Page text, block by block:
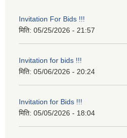
Invitation For Bids !!!
मिति: 05/25/2026 - 21:57
Invitation for bids !!!
मिति: 05/06/2026 - 20:24
Invitation for Bids !!!
मिति: 05/05/2026 - 18:04